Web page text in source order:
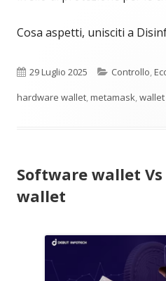
Cosa aspetti, unisciti a
Pubblicato
29 Luglio 2025 Categorie
Controllo,
hardware wallet,metamask,wallet
Software wallet
wallet